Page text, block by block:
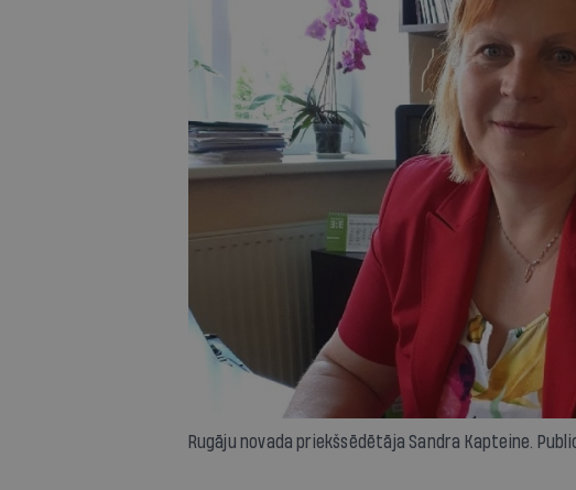
Rugāju novada priekšsēdētāja Sandra Kapteine.